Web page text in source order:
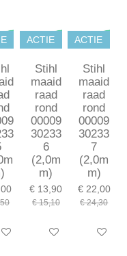
l
c
r
e
e
n
ACTIE
Stihl
maaid
raad
rond
00009
30233
6
(2,0m
m)
€ 13,90
€ 15,10
In winkelwagen
ACTIE
Stihl
maaid
raad
rond
00009
30233
7
(2,0m
m)
€ 22,00
€ 24,30
In